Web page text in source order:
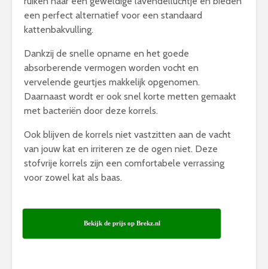
een perfect alternatief voor een standaard
kattenbakvulling.
Dankzij de snelle opname en het goede
absorberende vermogen worden vocht en
vervelende geurtjes makkelijk opgenomen.
Daarnaast wordt er ook snel korte metten gemaakt
met bacteriën door deze korrels.
Ook blijven de korrels niet vastzitten aan de vacht
van jouw kat en irriteren ze de ogen niet. Deze
stofvrije korrels zijn een comfortabele verrassing
voor zowel kat als baas.
Bekijk de prijs op Brekz.nl